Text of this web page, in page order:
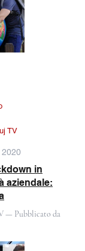
TV
in
aziendale:
— Pubblicato da